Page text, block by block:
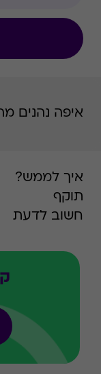
איפה נהנים
איך לממש?
תוקף
חשוב לדעת